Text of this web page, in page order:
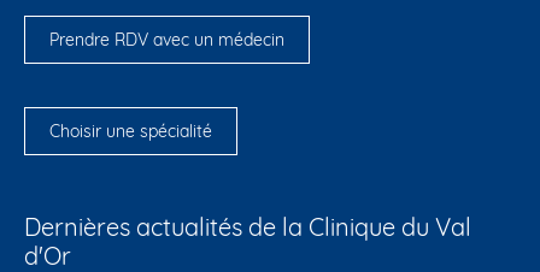
Prendre RDV avec un médecin
Choisir une spécialité
Dernières actualités de la Clinique du Val
d'Or